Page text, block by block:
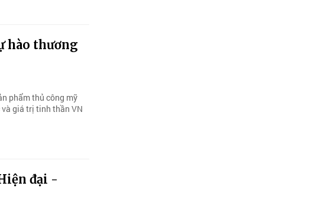
hào thương
phẩm thủ công mỹ
giá trị tinh thần VN
đại -